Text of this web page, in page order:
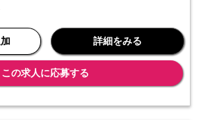
ティブを獲得するハードルは決して高くない
詳細をみる
この求人に応募する